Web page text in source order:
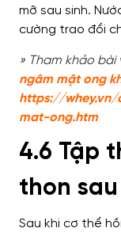
mỡ sau sinh.
cường trao đổi
» Tham khảo bài
ngâm mật ong
https://
mat-ong.htm
4.6 Tập
thon
Sau khi cơ thể